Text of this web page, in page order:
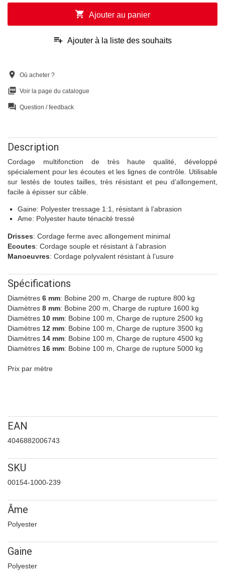
shopping_cart Ajouter au panier
playlist_add Ajouter à la liste des souhaits
location_on Où acheter ?
picture_as_pdf Voir la page du catalogue
question_answer Question / feedback
Description
Cordage multifonction de très haute qualité, développé
spécialement pour les écoutes et les lignes de contrôle. Utilisable
sur lestés de toutes tailles, très résistant et peu d’allongement,
facile à épisser sur câble.
Gaine: Polyester tressage 1:1, résistant à l’abrasion
Ame: Polyester haute ténacité tressé
Drisses: Cordage ferme avec allongement minimal
Ecoutes: Cordage souple et résistant à l’abrasion
Manoeuvres: Cordage polyvalent résistant à l’usure
Spécifications
Diamètres 6 mm: Bobine 200 m, Charge de rupture 800 kg
Diamètres 8 mm: Bobine 200 m, Charge de rupture 1600 kg
Diamètres 10 mm: Bobine 100 m, Charge de rupture 2500 kg
Diamètres 12 mm: Bobine 100 m, Charge de rupture 3500 kg
Diamètres 14 mm: Bobine 100 m, Charge de rupture 4500 kg
Diamètres 16 mm: Bobine 100 m, Charge de rupture 5000 kg
Prix par mètre
EAN
4046882006743
SKU
00154-1000-239
Âme
Polyester
Gaine
Polyester